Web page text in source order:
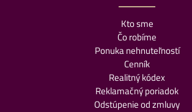
Kto sme
Čo robíme
Ponuka nehnuteľností
Cenník
Realitný kódex
Reklamačný poriadok
Odstúpenie od zmluvy